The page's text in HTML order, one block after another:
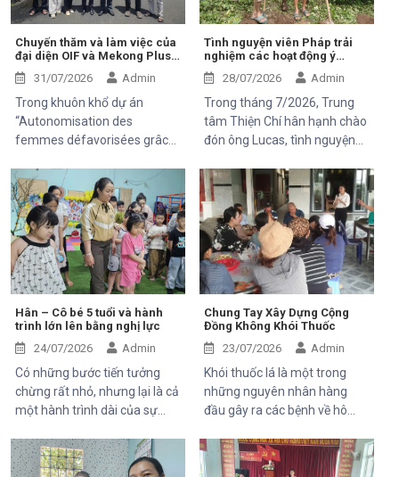
Chuyến thăm và làm việc của
đại diện OIF và Mekong Plus
tại cộng đồng dự án
31/07/2026 Admin
Trong khuôn khổ dự án
“Autonomisation des
femmes défavorisées grâce
économique et à l'accès aux
soins de santé 2025–2028”,
Trung tâm Thiện Chí vinh dự
đón tiếp ông Kaloyan Kolev,
đại diện đơn vị tài trợ
Organisation internationale
de la Francophonie (OIF), và
ông Bernard Kervyn, đại diện
Mekong Plus, trong chuyến
công tác tại xã Tánh Linh, Bắc
Ruộng và Hàm Kiệm, tỉnh
Lâm Đồng.
Tình nguyện viên Pháp trải
nghiệm các hoạt động ý
nghĩa tại Trung tâm Thiện Chí
28/07/2026 Admin
Trong tháng 7/2026, Trung
tâm Thiện Chí hân hạnh chào
đón ông Lucas, tình nguyện
chuyến thăm và trải nghiệm
các hoạt động của dự án do
Mekong Plus tài trợ tại địa
phương.
Hân – Cô bé 5 tuổi và hành
trình lớn lên bằng nghị lực
24/07/2026
Admin
Có những bước tiến tưởng
chừng rất nhỏ, nhưng lại là cả
một hành trình dài của sự
vọng. Hân, cô bé 5 tuổi với nụ
cười trong trẻo, đã đến với
Chung Tay Xây Dựng Cộng
Đồng Không Khói Thuốc
23/07/2026
Admin
Khói thuốc lá là một trong
những nguyên nhân hàng
đầu gây ra các bệnh về hô
Điều đáng lo ngại là không chỉ
người hút thuốc bị ảnh hưởng